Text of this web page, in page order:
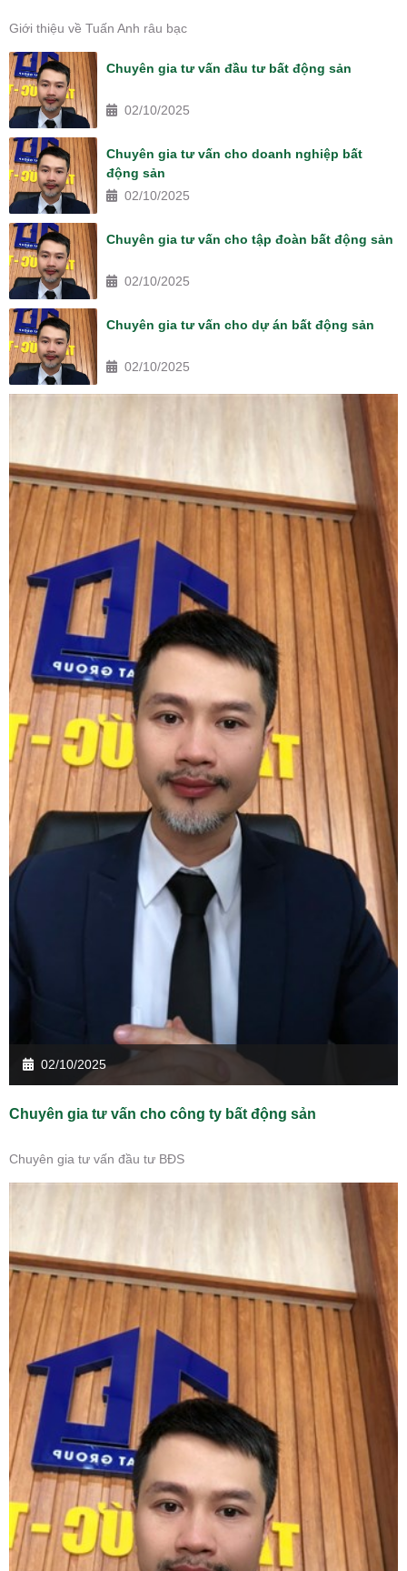
Giới thiệu về Tuấn Anh râu bạc
Chuyên gia tư vấn đầu tư bất động sản
02/10/2025
Chuyên gia tư vấn cho doanh nghiệp bất
động sản
02/10/2025
Chuyên gia tư vấn cho tập đoàn bất động sản
02/10/2025
Chuyên gia tư vấn cho dự án bất động sản
02/10/2025
02/10/2025
Chuyên gia tư vấn cho công ty bất động sản
Chuyên gia tư vấn đầu tư BĐS